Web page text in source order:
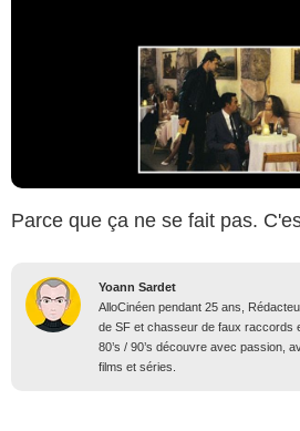
Parce que ça ne se fait pas.
Yoann Sardet
AlloCinéen pendant 25 ans,
de SF et chasseur de faux raccords
80’s / 90’s découvre avec passion,
films et séries.